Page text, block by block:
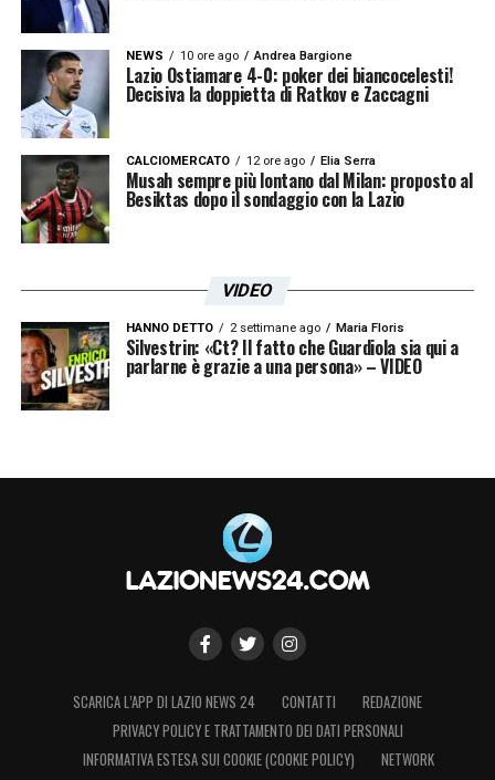
NEWS 10 ore ago Andrea Bargione
Lazio Ostiamare 4-0: poker dei biancocelesti!
Decisiva la doppietta di Ratkov e Zaccagni
CALCIOMERCATO 12 ore ago Elia Serra
Musah sempre più lontano dal Milan: proposto al
Besiktas dopo il sondaggio con la Lazio
VIDEO
HANNO DETTO 2 settimane ago Maria Floris
Silvestrin: «Ct? Il fatto che Guardiola sia qui a
parlarne è grazie a una persona» – VIDEO
SCARICA L’APP DI LAZIO NEWS 24 CONTATTI
REDAZIONE
PRIVACY POLICY E TRATTAMENTO DEI DATI PERSONALI
INFORMATIVA ESTESA SUI COOKIE (COOKIE POLICY)
NETWORK